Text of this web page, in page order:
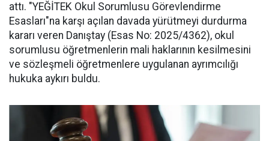
attı. "YEĞİTEK Okul Sorumlusu Görevlendirme
Esasları"na karşı açılan davada yürütmeyi durdurma
kararı veren Danıştay (Esas No: 2025/4362), okul
sorumlusu öğretmenlerin mali haklarının kesilmesini
ve sözleşmeli öğretmenlere uygulanan ayrımcılığı
hukuka aykırı buldu.